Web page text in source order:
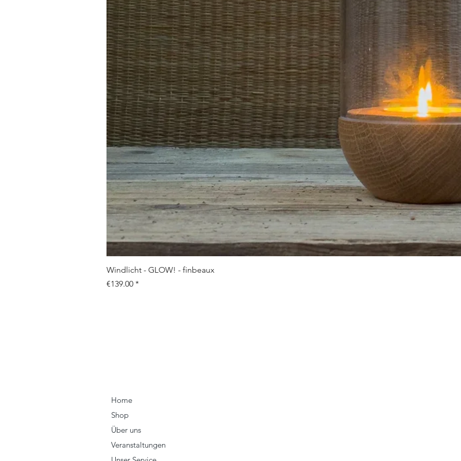
Windlicht - GLOW! - finbeaux
Price
€139.00
Home
Shop
Über uns
Veranstaltungen